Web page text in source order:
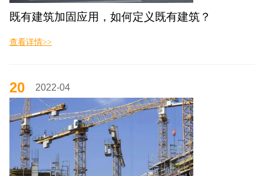
既有建筑加固应用，如何定义既有建筑？
查看详情>>
20 2022-04